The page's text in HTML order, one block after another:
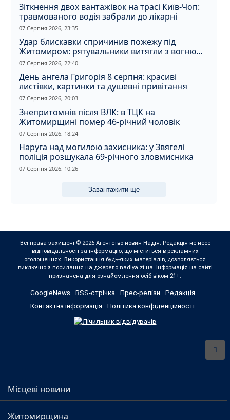
Зіткнення двох вантажівок на трасі Київ-Чоп:
травмованого водія забрали до лікарні
07 Серпня 2026, 23:35
Удар блискавки спричинив пожежу під
Житомиром: рятувальники витягли з вогню
кота
07 Серпня 2026, 22:40
День ангела Григорія 8 серпня: красиві
листівки, картинки та душевні привітання
07 Серпня 2026, 20:03
Знепритомнів після ВЛК: в ТЦК на
Житомирщині помер 46-річний чоловік
07 Серпня 2026, 18:24
Наруга над могилою захисника: у Звягелі
поліція розшукала 69-річного зловмисника
07 Серпня 2026, 10:26
Завантажити ще
Всі права захищені © 2026 Агентство новин Надія. Редакція не несе
відповідальності за інформацію, що міститься в рекламних
оголошеннях. Використання будь-яких матеріалів, дозволяється
виключно з посилання на джерело nadiya.zt.ua. Інформація на сайті
призначена для ознайомлення осіб віком 21+.
GoogleNews RSS-стрічка Прес-релізи
Редакція
Контактна інформація
Політика конфіденційності
Місцеві новини
Житомирщина